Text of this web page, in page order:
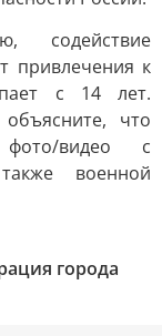
содействие
привлечения к
с 14 лет.
что
видео с
военной
города